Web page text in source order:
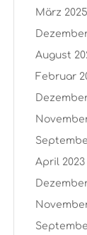
März 2025
August
Februar
April 2023